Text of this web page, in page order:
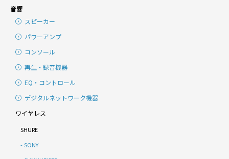
音響
スピーカー
パワーアンプ
コンソール
再生・録音機器
EQ・コントロール
デジタルネットワーク機器
ワイヤレス
SHURE
SONY